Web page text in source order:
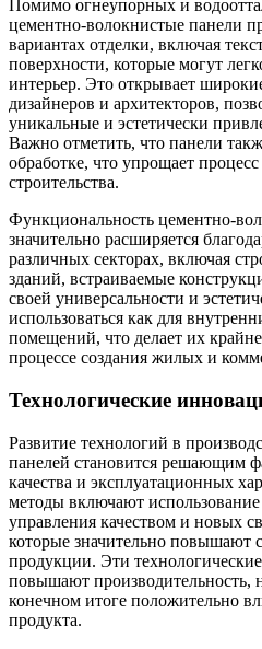
Помимо огнеупорных и
цементно-волокнистые панели
вариантах отделки, включая
поверхности, которые могут
интерьер. Это открывает
дизайнеров и архитекторов,
уникальные и эстетически
Важно отметить, что панели
обработке, что упрощает
строительства.
Функциональность цементно-
значительно расширяется
различных секторах, включая
зданий, встраиваемые
своей универсальности и
использоваться как для
помещений, что делает их
процессе создания жилых и
Технологические
Развитие технологий в
панелей становится решающим
качества и эксплуатационных
методы включают
управления качеством и новых
которые значительно повышают
продукции. Эти
повышают производительность,
конечном итоге положительно
продукта.